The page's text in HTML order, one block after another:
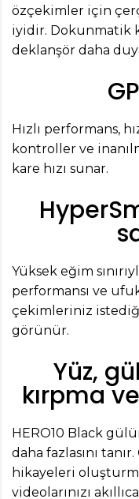
özçekimler için
iyidir. Dokunmatik
deklanşör daha
Hızlı performans,
kontroller ve
kare hızı sunar.
Yüksek eğim
performansı ve
çekimleriniz
görünür.
Yüz,
kırpma
HERO10 Black
daha fazlasını
hikayeleri
videolarınızı